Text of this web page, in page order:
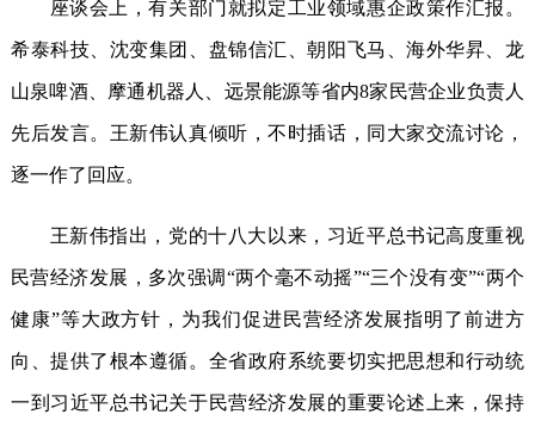
座谈会上，有关部门就拟定工业领域惠企政策作汇报。
希泰科技、沈变集团、盘锦信汇、朝阳飞马、海外华昇、龙
山泉啤酒、摩通机器人、远景能源等省内8家民营企业负责人
先后发言。王新伟认真倾听，不时插话，同大家交流讨论，
逐一作了回应。
王新伟指出，党的十八大以来，习近平总书记高度重视
民营经济发展，多次强调“两个毫不动摇”“三个没有变”“两个
健康”等大政方针，为我们促进民营经济发展指明了前进方
向、提供了根本遵循。全省政府系统要切实把思想和行动统
一到习近平总书记关于民营经济发展的重要论述上来，保持